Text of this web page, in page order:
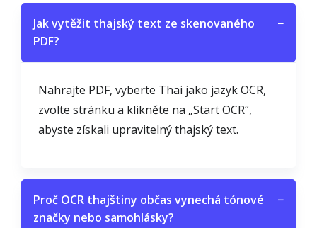
Jak vytěžit thajský text ze skenovaného
PDF?
−
Nahrajte PDF, vyberte Thai jako jazyk OCR,
zvolte stránku a klikněte na „Start OCR“,
abyste získali upravitelný thajský text.
Proč OCR thajštiny občas vynechá tónové
značky nebo samohlásky?
−